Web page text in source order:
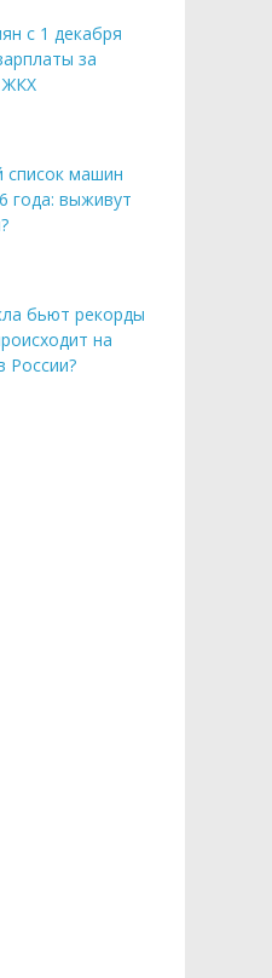
с 1 декабря
за
ЖКХ
список машин
года: выживут
бьют рекорды
на
России?